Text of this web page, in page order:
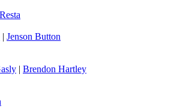
| Jenson Button
| Brendon Hartley